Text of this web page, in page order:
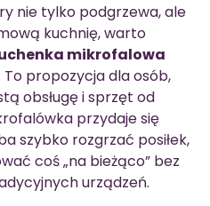
nie tylko podgrzewa, ale
kuchnię, warto
mikrofalowa
To propozycja dla osób,
obsługę i sprzęt od
przydaje się
szybko rozgrzać posiłek,
coś „na bieżąco” bez
urządzeń.